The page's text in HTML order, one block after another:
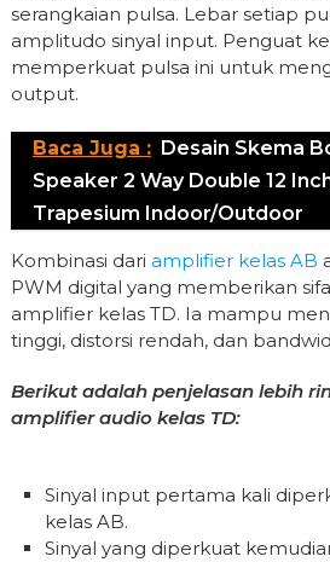
serangkaian pulsa. Lebar setiap
amplitudo sinyal input. Penguat
memperkuat pulsa ini untuk
output.
Baca Juga : Desain Skema
Speaker 2 Way Double 12
Trapesium Indoor/Outdoor
Kombinasi dari amplifier kelas AB
PWM digital yang memberikan
amplifier kelas TD. Ia mampu
tinggi, distorsi rendah, dan
Berikut adalah penjelasan lebih
amplifier audio kelas TD:
Sinyal input pertama kali
kelas AB.
Sinyal yang diperkuat